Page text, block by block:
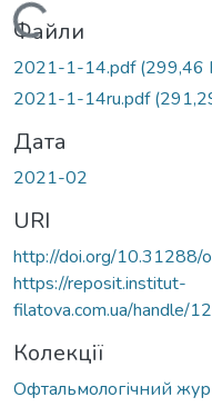
Вантажиться...
Файли
2021-1-14.pdf(299,46
2021-1-14ru.pdf
Дата
2021-02
URI
http://doi.org/
https://reposit.institut-
filatova.com.ua/handle/
Колекції
Офтальмологічний